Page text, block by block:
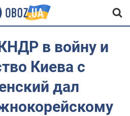
в войну и
Киева с
дал